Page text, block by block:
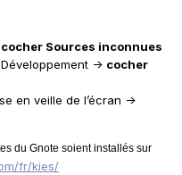
cocher Sources inconnues
-> cocher
en veille de l’écran ->
du Gnote soient installés sur
fr/kies/